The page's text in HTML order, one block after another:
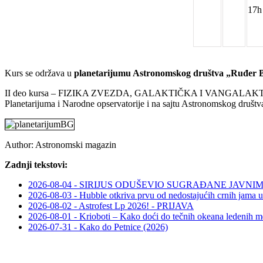
17h
Kurs se održava u planetarijumu Astronomskog društva „Ruđer
II deo kursa – FIZIKA ZVEZDA, GALAKTIČKA I
Planetarijuma i Narodne opservatorije i na sajtu Astronomskog
Author: Astronomski magazin
Zadnji tekstovi:
2026-08-04 - SIRIJUS ODUŠEVIO SUGRAĐANE
2026-08-03 - Hubble otkriva prvu od nedostajućih crnih jama
2026-08-02 - Astrofest Lp 2026! - PRIJAVA
2026-08-01 - Krioboti – Kako doći do tečnih okeana ledenih
2026-07-31 - Kako do Petnice (2026)